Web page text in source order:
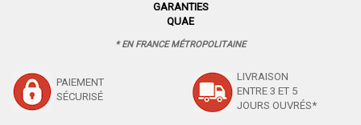
GARANTIES
QUAE
* EN FRANCE MÉTROPOLITAINE
PAIEMENT
SÉCURISÉ
LIVRAISON
ENTRE 3 ET 5
JOURS OUVRÉS*